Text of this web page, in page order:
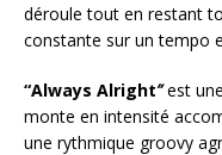
déroule tout en restant
constante sur un tempo
“Always Alright”est
monte en intensité
une rythmique groovy